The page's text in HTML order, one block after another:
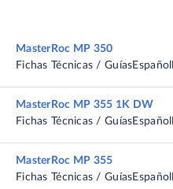
MasterRoc MP 350
Fichas Técnicas / GuíasEspañol
MasterRoc MP 355 1K DW
Fichas Técnicas / GuíasEspañol
MasterRoc MP 355
Fichas Técnicas / GuíasEspañol